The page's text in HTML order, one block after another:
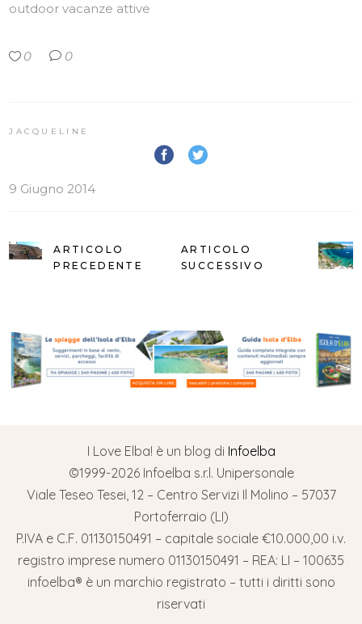
outdoor vacanze attive
0 0
JACQUELINE
9 Giugno 2014
ARTICOLO
PRECEDENTE
ARTICOLO
SUCCESSIVO
I Love Elba! è un blog di Infoelba
©1999-2026 Infoelba s.r.l. Unipersonale
Viale Teseo Tesei, 12 – Centro Servizi Il Molino – 57037
Portoferraio (LI)
P.IVA e C.F. 01130150491 – capitale sociale €10.000,00 i.v.
registro imprese numero 01130150491 – REA: LI – 100635
infoelba® è un marchio registrato – tutti i diritti sono
riservati